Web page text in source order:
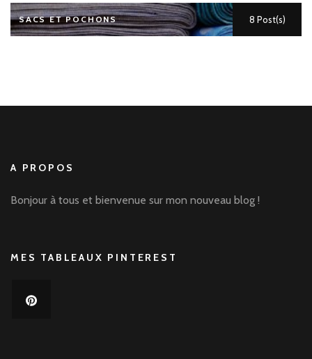
SACS ET POCHONS 8 Post(s)
A PROPOS
Bonjour à tous et bienvenue sur mon nouveau blog !
MES TABLEAUX PINTEREST